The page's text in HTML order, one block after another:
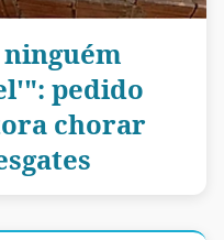
pedido
chorar